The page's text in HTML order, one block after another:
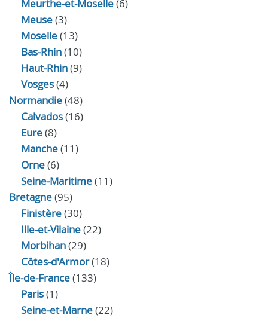
Meurthe-et-Moselle(6)
Meuse(3)
Moselle(13)
Bas-Rhin(10)
Haut-Rhin(9)
Vosges(4)
Normandie(48)
Calvados(16)
Eure(8)
Manche(11)
Orne(6)
Seine-Maritime(11)
Bretagne(95)
Finistère(30)
Ille-et-Vilaine(22)
Morbihan(29)
Côtes-d'Armor(18)
Île-de-France(133)
Paris(1)
Seine-et-Marne(22)